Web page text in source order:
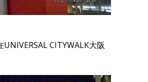
CITYWALK大阪